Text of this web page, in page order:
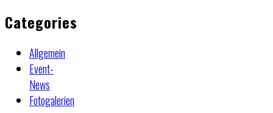
Categories
Allgemein
Event-
News
Fotogalerien